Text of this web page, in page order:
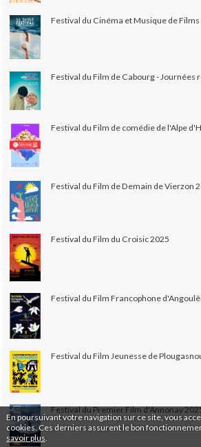
En poursuivant votre navigation sur ce site, vous
cookies. Ces derniers assurent le bon
savoir plus
Festival du Cinéma et Musique de Films
Festival du Film de Cabourg - Journées
Festival du Film de comédie de l'Alpe
Festival du Film de Demain de Vierzon
Festival du Film du Croisic 2025
Festival du Film Francophone
Festival du Film Jeunesse de
Festival du Premier Film d'Annonay